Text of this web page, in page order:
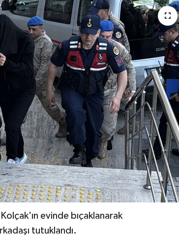
evinde bıçaklanarak
tutuklandı.